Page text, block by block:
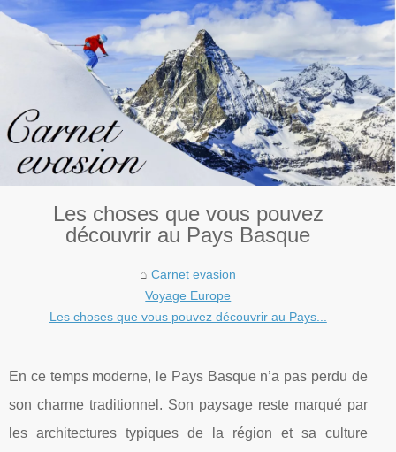
Les choses que vous pouvez
découvrir au Pays Basque
Carnet evasion
Voyage Europe
Les choses que vous pouvez découvrir au Pays...
En ce temps moderne, le Pays Basque n’a pas perdu de
son charme traditionnel. Son paysage reste marqué par
les architectures typiques de la région et sa culture